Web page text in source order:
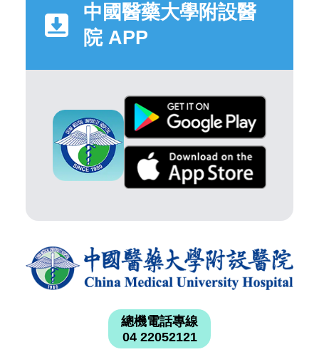
中國醫藥大學附設醫
院 APP
總機電話專線
04 22052121